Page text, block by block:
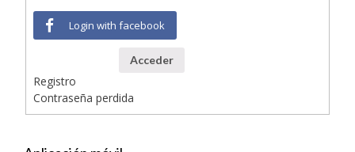
Login with facebook
Acceder
Registro
Contraseña perdida